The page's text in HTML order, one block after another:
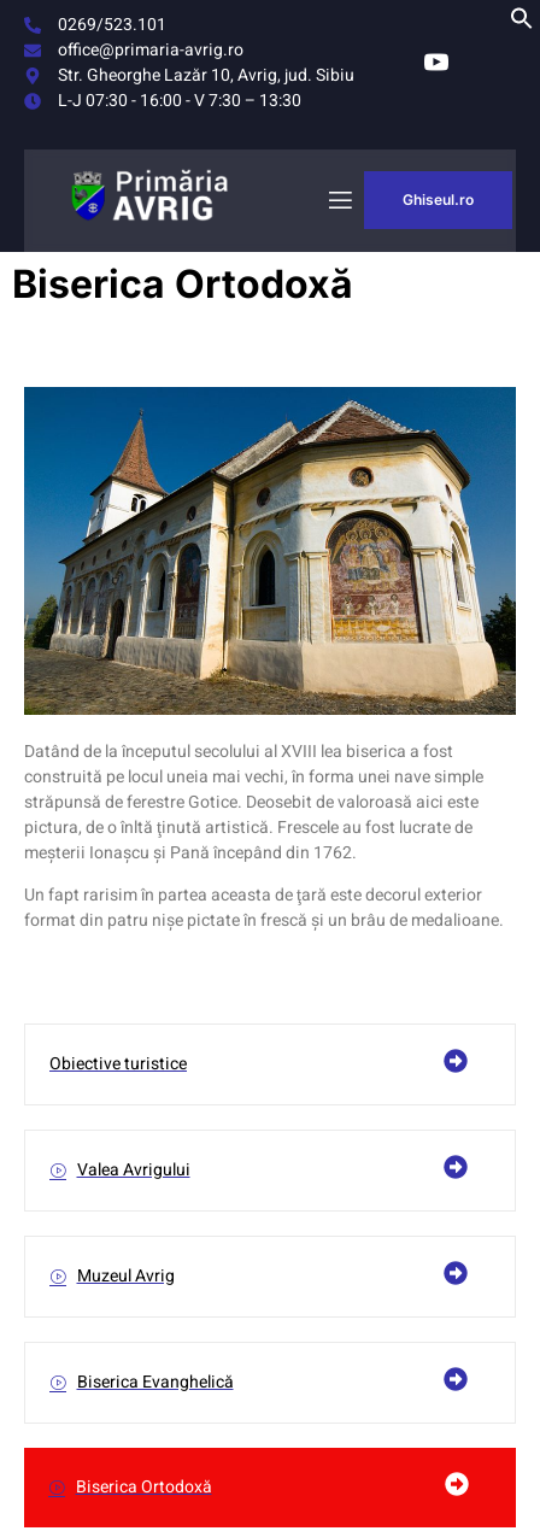
0269/523.101
office@primaria-avrig.ro
Str. Gheorghe Lazăr 10, Avrig, jud. Sibiu
L-J 07:30 - 16:00 - V 7:30 – 13:30
MONITORUL
OFICIAL LOCAL
Ghiseul.ro
Biserica Ortodoxă
Obiective turistice
Valea Avrigului
Muzeul Avrig
Biserica Evanghelică
Biserica Ortodoxă
Datând de la începutul secolului al XVIII lea biserica a fost
construită pe locul uneia mai vechi, în forma unei nave simple
străpunsă de ferestre Gotice. Deosebit de valoroasă aici este
pictura, de o înltă ţinută artistică. Frescele au fost lucrate de
meşterii Ionaşcu şi Pană începând din 1762.
Un fapt rarisim în partea aceasta de ţară este decorul exterior
format din patru nişe pictate în frescă şi un brâu de medalioane.